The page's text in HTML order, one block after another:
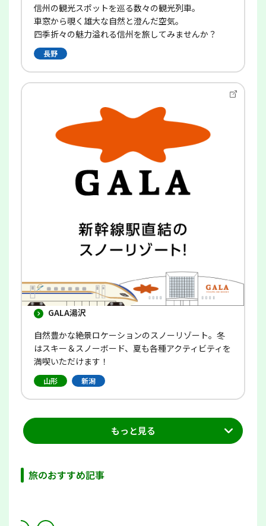
信州の観光スポットを巡る数々の観光列車。
車窓から覗く雄大な自然と澄んだ空気。
四季折々の魅力溢れる信州を旅してみませんか？
長野
GALA湯沢
自然豊かな絶景ロケーションのスノーリゾート。冬
はスキー＆スノーボード、夏も各種アクティビティを
満喫いただけます！
山形 新潟
別
もっと見る
旅のおすすめ記事